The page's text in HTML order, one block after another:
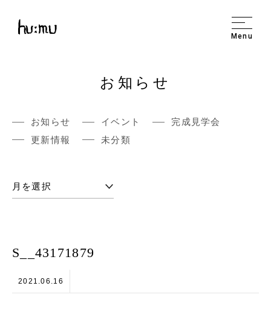
Menu
お知らせ
お知らせ イベント
完成見学会
更新情報
未分類
S__43171879
2021.06.16